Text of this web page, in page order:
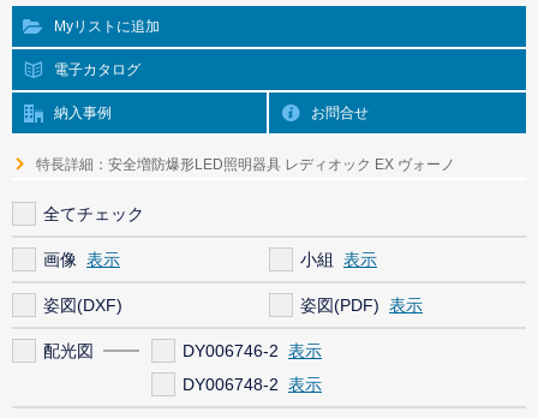
Myリストに追加
電子カタログ
納入事例 お問合せ
特長詳細：安全増防爆形LED照明器具 レディオック EX ヴォーノ
全てチェック
画像 小組
姿図(DXF) 姿図(PDF)
配光図
DY006746-2
DY006748-2